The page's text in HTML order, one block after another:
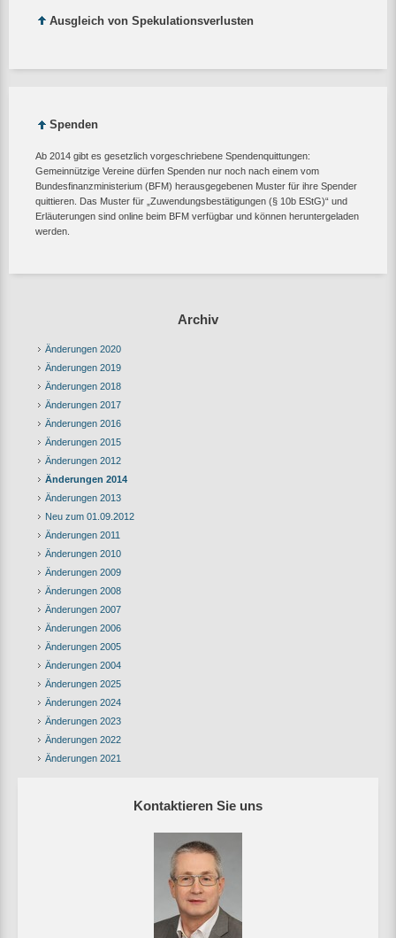
Archiv
Änderungen 2020
Änderungen 2019
Änderungen 2018
Änderungen 2017
Änderungen 2016
Änderungen 2015
Änderungen 2012
Änderungen 2014
Änderungen 2013
Neu zum 01.09.2012
Änderungen 2011
Änderungen 2010
Änderungen 2009
Änderungen 2008
Änderungen 2007
Änderungen 2006
Änderungen 2005
Änderungen 2004
Änderungen 2025
Änderungen 2024
Änderungen 2023
Änderungen 2022
Änderungen 2021
Kontaktieren Sie uns
Ausgleich von Spekulationsverlusten
Spenden
Ab 2014 gibt es gesetzlich vorgeschriebene Spendenquittungen:
Gemeinnützige Vereine dürfen Spenden nur noch nach einem vom
Bundesfinanzministerium (BFM) herausgegebenen Muster für ihre Spender
quittieren. Das Muster für „Zuwendungsbestätigungen (§ 10b EStG)“ und
Erläuterungen sind online beim BFM verfügbar und können heruntergeladen
werden.